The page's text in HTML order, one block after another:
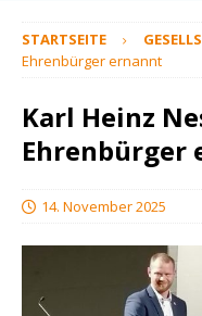
STARTSEITE
Ehrenbürger ernannt
Karl Heinz
Ehrenbürger
14. November 2025